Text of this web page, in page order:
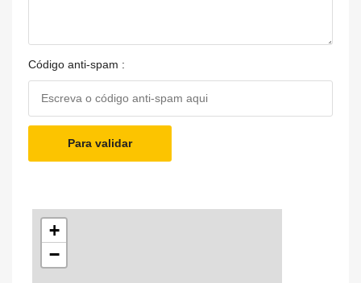
Código anti-spam :
Para validar
+
−